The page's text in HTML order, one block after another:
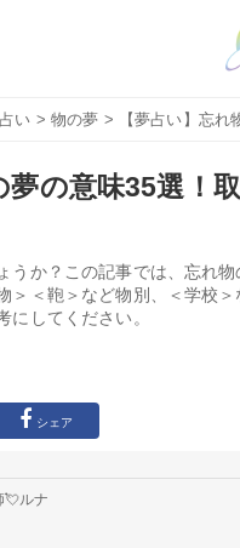
い > 物の夢 > 【夢占い】忘れ
夢の意味35選！
うか？この記事では、忘れ
＞＜鞄＞など物別、＜学校
にしてください。
シェア
💘ルナ